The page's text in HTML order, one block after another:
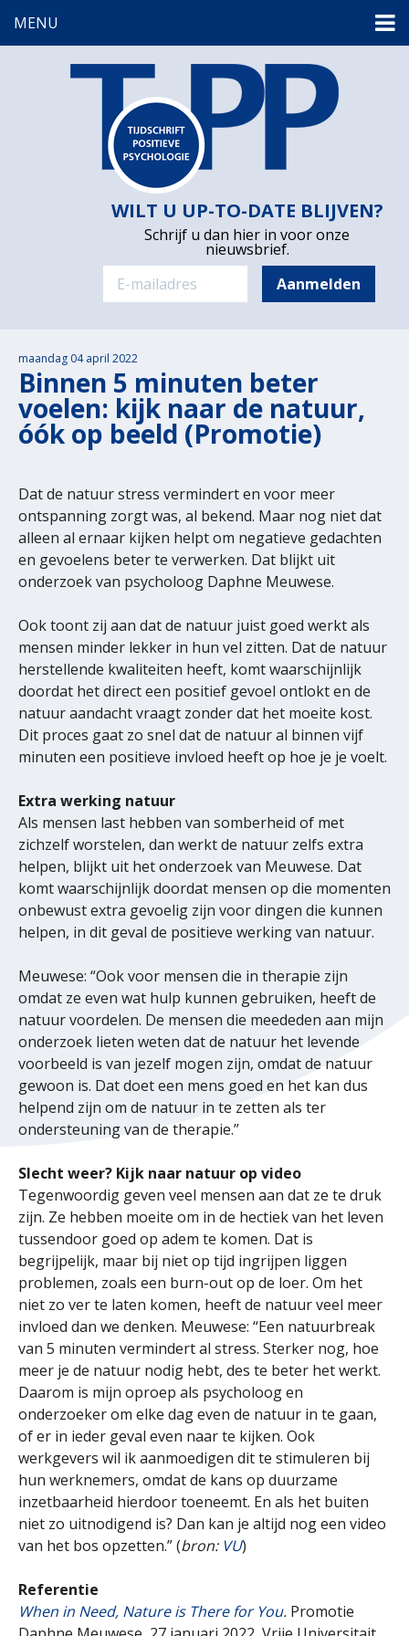
MENU
WILT U UP-TO-DATE BLIJVEN?
Schrijf u dan hier in voor onze
nieuwsbrief.
maandag 04 april 2022
Binnen 5 minuten beter
voelen: kijk naar de natuur,
óók op beeld (Promotie)
Dat de natuur stress vermindert en voor meer
ontspanning zorgt was, al bekend. Maar nog niet dat
alleen al ernaar kijken helpt om negatieve gedachten
en gevoelens beter te verwerken. Dat blijkt uit
onderzoek van psycholoog Daphne Meuwese.
Ook toont zij aan dat de natuur juist goed werkt als
mensen minder lekker in hun vel zitten. Dat de natuur
herstellende kwaliteiten heeft, komt waarschijnlijk
doordat het direct een positief gevoel ontlokt en de
natuur aandacht vraagt zonder dat het moeite kost.
Dit proces gaat zo snel dat de natuur al binnen vijf
minuten een positieve invloed heeft op hoe je je voelt.
Extra werking natuur
Als mensen last hebben van somberheid of met
zichzelf worstelen, dan werkt de natuur zelfs extra
helpen, blijkt uit het onderzoek van Meuwese. Dat
komt waarschijnlijk doordat mensen op die momenten
onbewust extra gevoelig zijn voor dingen die kunnen
helpen, in dit geval de positieve werking van natuur.
Meuwese: “Ook voor mensen die in therapie zijn
omdat ze even wat hulp kunnen gebruiken, heeft de
natuur voordelen. De mensen die meededen aan mijn
onderzoek lieten weten dat de natuur het levende
voorbeeld is van jezelf mogen zijn, omdat de natuur
gewoon is. Dat doet een mens goed en het kan dus
helpend zijn om de natuur in te zetten als ter
ondersteuning van de therapie.”
Slecht weer? Kijk naar natuur op video
Tegenwoordig geven veel mensen aan dat ze te druk
zijn. Ze hebben moeite om in de hectiek van het leven
tussendoor goed op adem te komen. Dat is
begrijpelijk, maar bij niet op tijd ingrijpen liggen
problemen, zoals een burn-out op de loer. Om het
niet zo ver te laten komen, heeft de natuur veel meer
invloed dan we denken. Meuwese: “Een natuurbreak
van 5 minuten vermindert al stress. Sterker nog, hoe
meer je de natuur nodig hebt, des te beter het werkt.
Daarom is mijn oproep als psycholoog en
onderzoeker om elke dag even de natuur in te gaan,
of er in ieder geval even naar te kijken. Ook
werkgevers wil ik aanmoedigen dit te stimuleren bij
hun werknemers, omdat de kans op duurzame
inzetbaarheid hierdoor toeneemt. En als het buiten
niet zo uitnodigend is? Dan kan je altijd nog een video
van het bos opzetten.” (bron: VU)
Referentie
When in Need, Nature is There for You. Promotie